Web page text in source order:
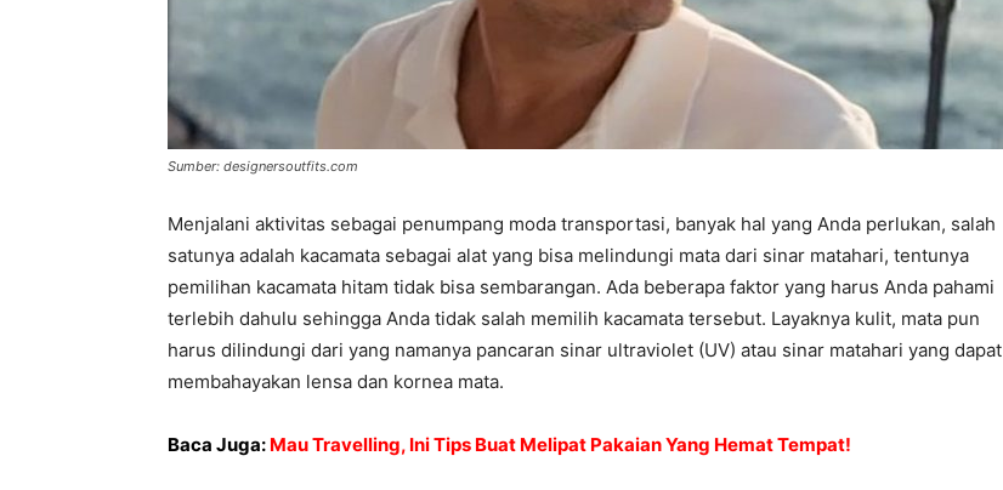
Sumber: designersoutfits.com
Menjalani aktivitas sebagai penumpang moda transportasi, banyak hal yang Anda perlukan, salah
satunya adalah kacamata sebagai alat yang bisa melindungi mata dari sinar matahari, tentunya
pemilihan kacamata hitam tidak bisa sembarangan. Ada beberapa faktor yang harus Anda pahami
terlebih dahulu sehingga Anda tidak salah memilih kacamata tersebut. Layaknya kulit, mata pun
harus dilindungi dari yang namanya pancaran sinar ultraviolet (UV) atau sinar matahari yang dapat
membahayakan lensa dan kornea mata.
Baca Juga: Mau Travelling, Ini Tips Buat Melipat Pakaian Yang Hemat Tempat!